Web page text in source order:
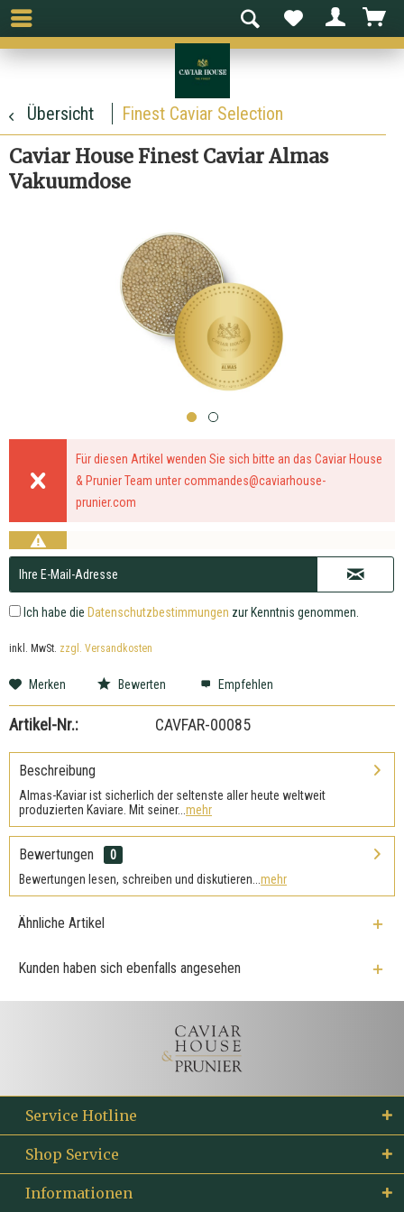
Übersicht Finest Caviar Selection
Caviar House Finest Caviar Almas
Vakuumdose
Für diesen Artikel wenden Sie sich bitte an das Caviar House
& Prunier Team untercommandes@caviarhouse-
prunier.com
Ich habe die Datenschutzbestimmungen zur Kenntnis genommen.
inkl. MwSt. zzgl. Versandkosten
Merken Bewerten Empfehlen
Artikel-Nr.: CAVFAR-00085
Beschreibung
Almas-Kaviar ist sicherlich der seltenste aller heute weltweit
produzierten Kaviare. Mit seiner... mehr
Bewertungen
0
Bewertungen lesen, schreiben und diskutieren... mehr
Ähnliche Artikel
Kunden haben sich ebenfalls angesehen
Service Hotline
Shop Service
Informationen